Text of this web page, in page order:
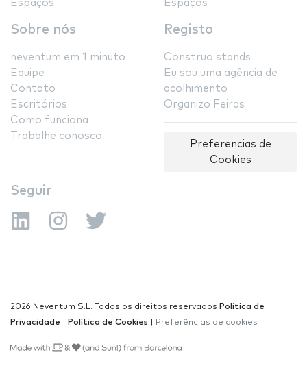
Espaços
Espaços
Sobre nós
neventum em 1 minuto
Equipe
Contato
Escritórios
Como funciona
Trabalhe conosco
Registo
Construo stands
Eu sou uma agência de
acolhimento
Organizo Feiras
Preferencias de
Cookies
Seguir
2026 Neventum S.L. Todos os direitos reservados Política de
Privacidade
Política de Cookies Preferências de cookies